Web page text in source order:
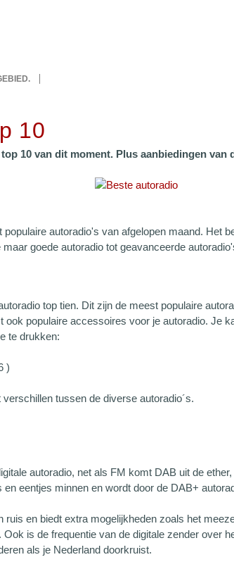
10
10 van dit moment. Plus aanbiedingen van
autoradio's van afgelopen maand. Het
goede autoradio tot geavanceerde
top tien. Dit zijn de meest populaire
ook populaire accessoires voor je autoradio. Je
te drukken:
)
tussen de diverse autoradio´s.
autoradio, net als FM komt DAB uit de
eentjes minnen en wordt door de DAB+
ruis en biedt extra mogelijkheden zoals het
is de frequentie van de digitale zender over
als je Nederland doorkruist.